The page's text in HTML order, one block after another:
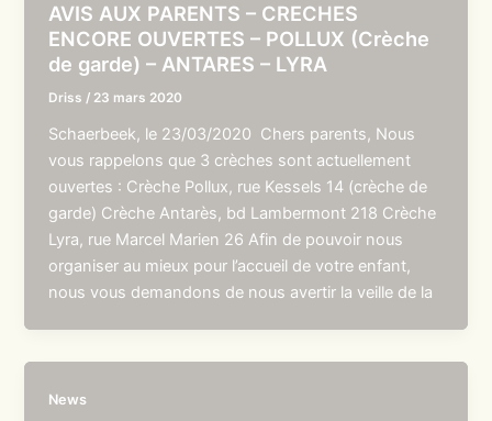
AVIS AUX PARENTS – CRECHES
ENCORE OUVERTES – POLLUX (Crèche
de garde) – ANTARES – LYRA
Driss / 23 mars 2020
Schaerbeek, le 23/03/2020 Chers parents, Nous
vous rappelons que 3 crèches sont actuellement
ouvertes : Crèche Pollux, rue Kessels 14 (crèche de
garde) Crèche Antarès, bd Lambermont 218 Crèche
Lyra, rue Marcel Marien 26 Afin de pouvoir nous
organiser au mieux pour l’accueil de votre enfant,
nous vous demandons de nous avertir la veille de la
News